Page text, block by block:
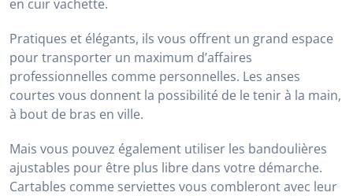
en cuir vachette.
Pratiques et élégants, ils vous offrent un grand espace
pour transporter un maximum d’affaires
professionnelles comme personnelles. Les anses
courtes vous donnent la possibilité de le tenir à la main,
à bout de bras en ville.
Mais vous pouvez également utiliser les bandoulières
ajustables pour être plus libre dans votre démarche.
Cartables comme serviettes vous combleront avec leur